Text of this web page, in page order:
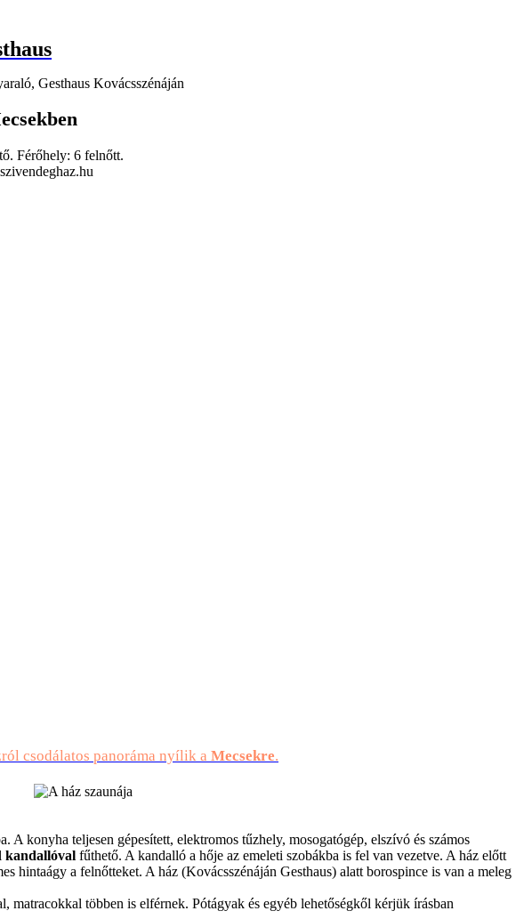
Férőhely: 6 felnőtt.
csodálatos panoráma nyílik a Mecsekre.
konyha teljesen gépesített, elektromos tűzhely, mosogatógép, elszívó és számos
kandallóval fűthető. A kandalló a hője az emeleti szobákba is fel van vezetve. A ház előtt
hintaágy a felnőtteket. A ház (Kovácsszénáján Gesthaus) alatt borospince is van a meleg
matracokkal többen is elférnek. Pótágyak és egyéb lehetőségkől kérjük írásban